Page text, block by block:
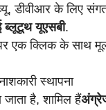
डीवीआर के लिए
ब्लूटूथ यूएसबी.
पर एक क्लिक के साथ
स्थापना
है, शामिल हैं